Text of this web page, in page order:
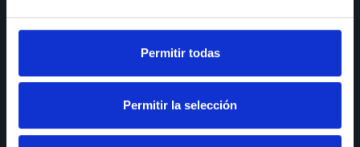
Permitir todas
Permitir la selección
Lunes a viernes:de 9:30 a 13:30 y de 15:00 a 19:00
9:30 A 13:30